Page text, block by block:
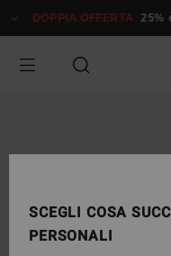
alle
prodotto
DOPPIA OFFERTA
SCEGLI COSA
PERSONALI